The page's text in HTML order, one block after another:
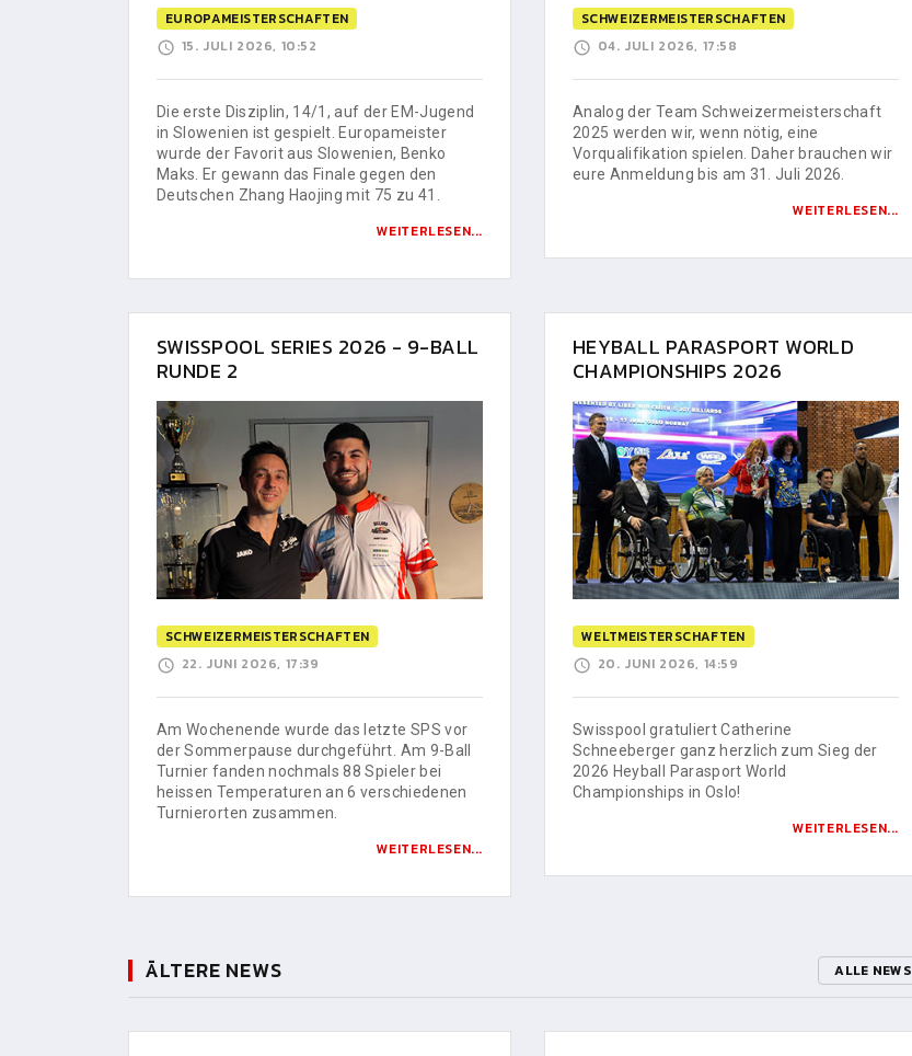
EUROPAMEISTERSCHAFTEN
15. JULI 2026, 10:52
Die erste Disziplin, 14/1, auf der EM-Jugend
in Slowenien ist gespielt. Europameister
wurde der Favorit aus Slowenien, Benko
Maks. Er gewann das Finale gegen den
Deutschen Zhang Haojing mit 75 zu 41.
WEITERLESEN...
SCHWEIZERMEISTERSCHAFTEN
04. JULI 2026, 17:58
Analog der Team Schweizermeisterschaft
2025 werden wir, wenn nötig, eine
Vorqualifikation spielen. Daher brauchen wir
eure Anmeldung bis am 31. Juli 2026.
WEITERLESEN...
SWISSPOOL SERIES 2026 - 9-BALL
RUNDE 2
SCHWEIZERMEISTERSCHAFTEN
22. JUNI 2026, 17:39
Am Wochenende wurde das letzte SPS vor
der Sommerpause durchgeführt. Am 9-Ball
Turnier fanden nochmals 88 Spieler bei
heissen Temperaturen an 6 verschiedenen
Turnierorten zusammen.
WEITERLESEN...
HEYBALL PARASPORT WORLD
CHAMPIONSHIPS 2026
WELTMEISTERSCHAFTEN
20. JUNI 2026, 14:59
Swisspool gratuliert Catherine
Schneeberger ganz herzlich zum Sieg der
2026 Heyball Parasport World
Championships in Oslo!
WEITERLESEN...
ÄLTERE NEWS ALLE NEWS